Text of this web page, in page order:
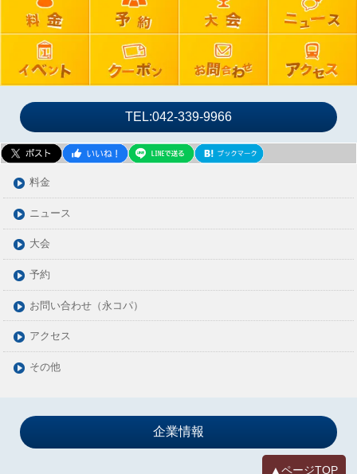
2024年07月
2024年06月
2024年05月
2024年04月
2024年03月
2024年02月
2024年01月
2023年12月
2023年11月
2023年10月
2023年09月
2023年08月
2023年07月
2023年06月
2023年05月
2023年04月
2023年01月
▲ページTOP
TEL:042-339-9966
料金
ニュース
大会
予約
お問い合わせ（永コパ）
アクセス
その他
企業情報